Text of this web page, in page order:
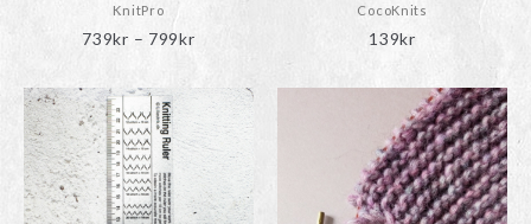
KnitPro
739kr – 799krPrisintervall:
till
799kr
CocoKnits
139kr